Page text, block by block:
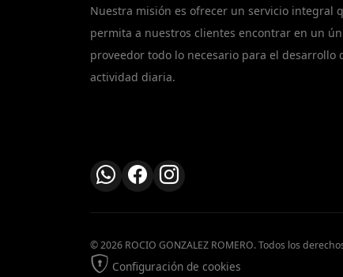
Nuestra misión es ofrecer un servicio integral
permita a nuestros clientes encontrar en un
proveedor todo lo necesario para el desarrollo
actividad diaria.
© 2026 ROCIO GONZALEZ ROMERO. Todos los
Configuración de cookies